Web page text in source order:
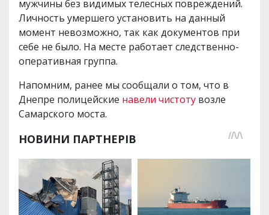
мужчины без видимых телесных повреждений.
Личность умершего установить на данный
момент невозможно, так как документов при
себе не было. На месте работает следственно-
оперативная группа.
Напомним, ранее мы сообщали о том, что в
Днепре полицейские навели чистоту возле
Самарского моста.